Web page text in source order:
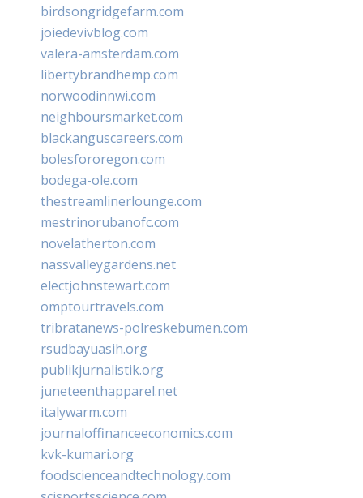
birdsongridgefarm.com
joiedevivblog.com
valera-amsterdam.com
libertybrandhemp.com
norwoodinnwi.com
neighboursmarket.com
blackanguscareers.com
bolesfororegon.com
bodega-ole.com
thestreamlinerlounge.com
mestrinorubanofc.com
novelatherton.com
nassvalleygardens.net
electjohnstewart.com
omptourtravels.com
tribratanews-polreskebumen.com
rsudbayuasih.org
publikjurnalistik.org
juneteenthapparel.net
italywarm.com
journaloffinanceeconomics.com
kvk-kumari.org
foodscienceandtechnology.com